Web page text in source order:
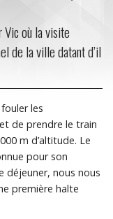
Vic où la visite
de la ville datant d’il
les
de prendre le train
m d’altitude. Le
pour son
déjeuner, nous nous
première halte